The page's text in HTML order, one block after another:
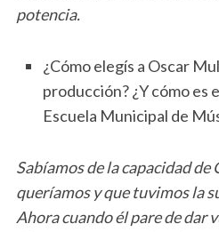
potencia.
¿Cómo elegís a Oscar
producción? ¿Y cómo es
Escuela Municipal de
Sabíamos de la capacidad de
queríamos y que tuvimos la
Ahora cuando él pare de dar